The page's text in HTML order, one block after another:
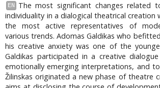
EN
The most significant changes related
individuality in a dialogical theatrical creation
the most active representatives of
various trends. Adomas Galdikas who
his creative anxiety was one of the
Galdikas participated in a creative
emotionally emerging interpretations, and
Žilinskas originated a new phase of theatre